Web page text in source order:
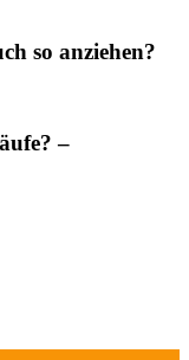
so anziehen?
–